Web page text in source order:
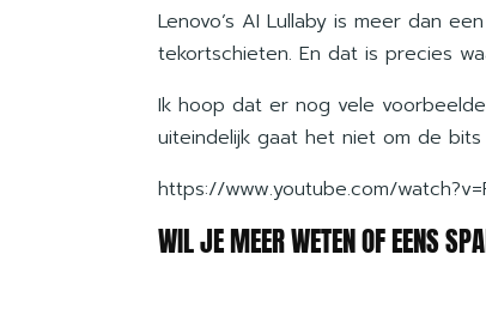
Lenovo’s AI Lullaby is meer dan
tekortschieten. En dat is precies
Ik hoop dat er nog vele
uiteindelijk gaat het niet om de
https://www.youtube.com/
WIL JE MEER WETEN OF EENS